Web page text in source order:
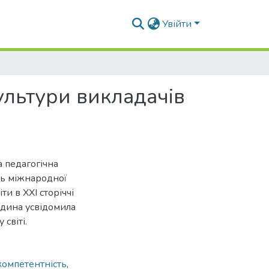
Увійти
викладачів
міжнародної
в XXI сторіччі
усвідомила
,